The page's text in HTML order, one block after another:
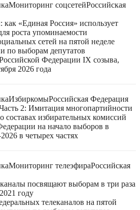
Мониторинг соцсетейРоссийская
как «Единая Россия» использует
роста упоминаемости
сетей на пятой неделе
по выборам депутатов
Федерации IX созыва,
2026 года
ИзбиркомыРоссийская Федерация
2: Имитация многопартийности
составах избирательных комиссий
на начало выборов в
в четырех частях
Мониторинг телеэфираРоссийская
посвящают выборам в три раза
году
телеканалов на пятой